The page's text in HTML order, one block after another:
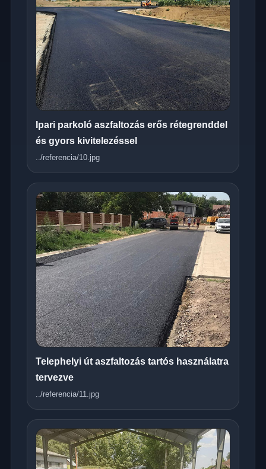
Ipari parkoló aszfaltozás erős rétegrenddel
és gyors kivitelezéssel
../referencia/10.jpg
Telephelyi út aszfaltozás tartós használatra
tervezve
../referencia/11.jpg